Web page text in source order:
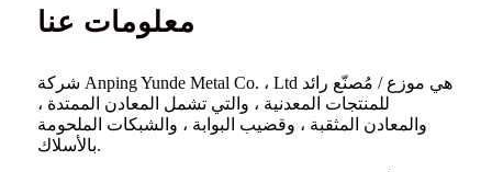
معلومات عنا
شركة Anping Yunde Metal Co. ، Ltd هي موزع / مُصنّع رائد
للمنتجات المعدنية ، والتي تشمل المعادن الممتدة ،
والمعادن المثقبة ، وقضيب البوابة ، والشبكات الملحومة
بالأسلاك.